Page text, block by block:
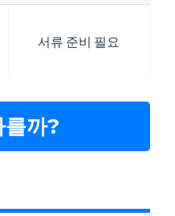
서류 준비 필요
를까?